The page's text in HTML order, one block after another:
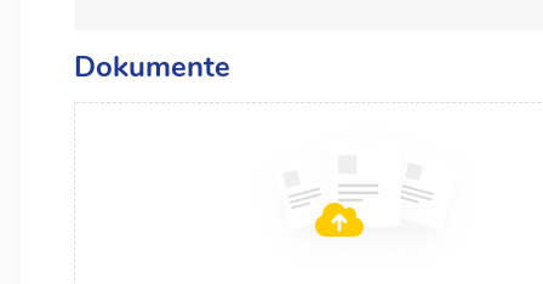
Dokumente